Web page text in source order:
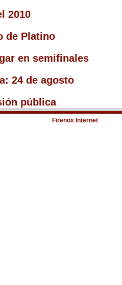
2010
de Platino
en semifinales
24 de agosto
pública
Firenox Internet